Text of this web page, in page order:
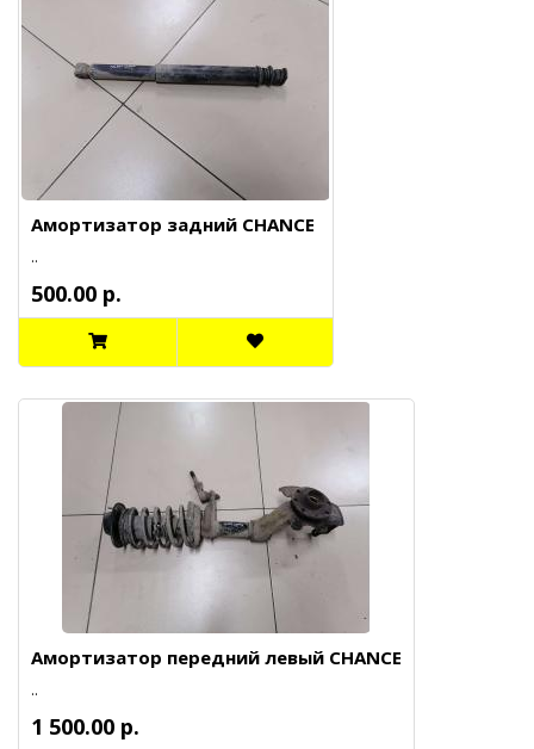
Амортизатор задний CHANCE
..
500.00 р.
Амортизатор передний левый CHANCE
..
1 500.00 р.